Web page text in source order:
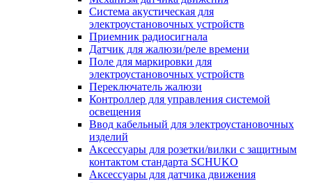
Система акустическая для
электроустановочных устройств
Приемник радиосигнала
Датчик для жалюзи/реле времени
Поле для маркировки для
электроустановочных устройств
Переключатель жалюзи
Контроллер для управления системой
освещения
Ввод кабельный для электроустановочных
изделий
Аксессуары для розетки/вилки с защитным
контактом стандарта SCHUKO
Аксессуары для датчика движения